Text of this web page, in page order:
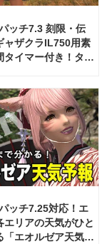
ッチ7.3 刻限・伝
ャザクラIL750用素
タイマー付き！タイ
ッチ7.25対応！エ
エリアの天気がひと
「エオルゼア天気予